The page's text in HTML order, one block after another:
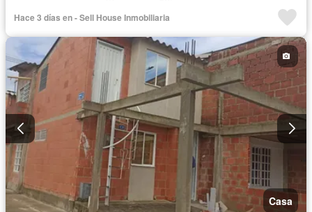
Hace 3 días en - Sell House Inmobiliaria
Casa